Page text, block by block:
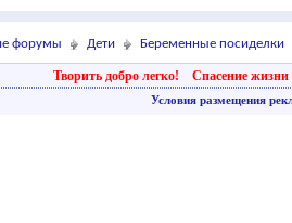
форумы Дети Беременные посиделки
Творить добро легко! Спасение жизни
Условия размещения